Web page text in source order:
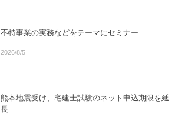
不特事業の実務などをテーマにセミナー
2026/8/5
熊本地震受け、宅建士試験のネット申込期限を延
長